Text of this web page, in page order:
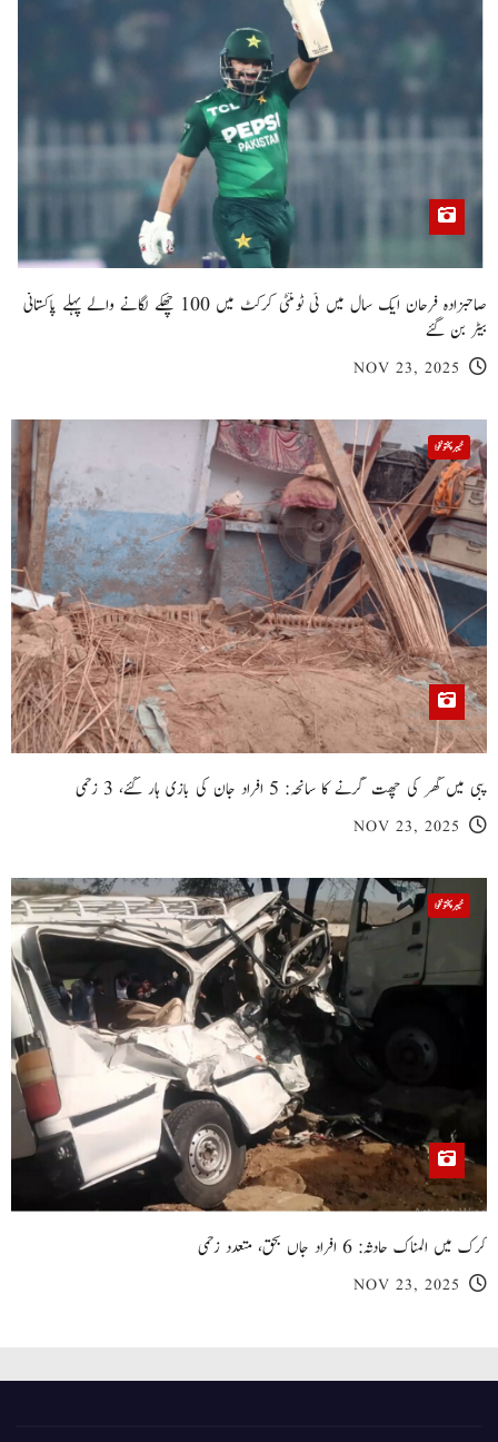
صاحبزادہ فرحان ایک سال میں ٹی ٹوئنٹی کرکٹ میں 100 چھکے لگانے والے پہلے پاکستانی
بیٹر بن گئے
NOV 23, 2025
خیبر پختونخوا
پبی میں گھر کی چھت گرنے کا سانحہ: 5 افراد جان کی بازی ہار گئے، 3 زخمی
NOV 23, 2025
خیبر پختونخوا
کرک میں المناک حادثہ: 6 افراد جاں بحق، متعدد زخمی
NOV 23, 2025